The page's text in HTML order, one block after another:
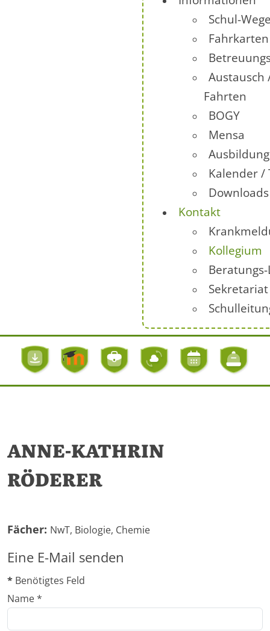
Schul-
Fahrkarten
Austausch
Fahrten
BOGY
Mensa
Kalender /
Downloads
Kontakt
Kollegium
Sekretariat
ANNE-KATHRIN
RÖDERER
Fächer: NwT, Biologie, Chemie
Eine E-Mail senden
* Benötigtes Feld
Name*